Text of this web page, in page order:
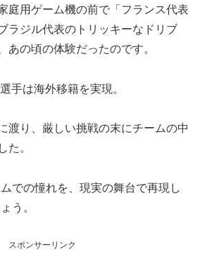
庭用ゲーム機の前で「フランス代表
ラジル代表のトリッキーなドリブ
あの頃の体験だったのです。
手は海外移籍を実現。
渡り、厳しい挑戦の末にチームの中
た。
での憧れを、現実の舞台で再現し
う。
スポンサーリンク